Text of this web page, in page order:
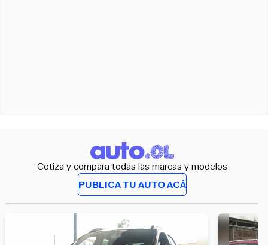
Cotiza y compara todas las marcas y modelos
PUBLICA TU AUTO ACÁ